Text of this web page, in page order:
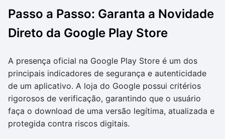
Passo a Passo: Garanta a Novidade
Direto da Google Play Store
A presença oficial na Google Play Store é um dos
principais indicadores de segurança e autenticidade
de um aplicativo. A loja do Google possui critérios
rigorosos de verificação, garantindo que o usuário
faça o download de uma versão legítima, atualizada e
protegida contra riscos digitais.